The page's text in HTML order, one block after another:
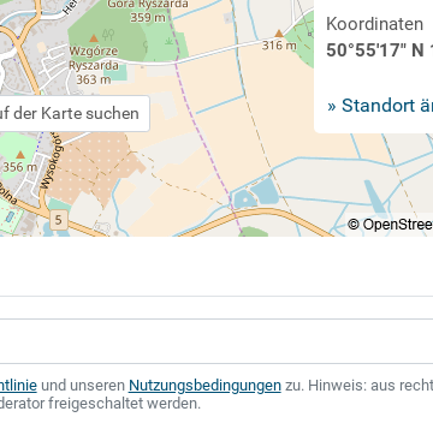
der Karte suchen
Koordinaten
50°55'17" N
» Standort
und unseren Nutzungsbedingungenzu. Hinweis: aus
freigeschaltet werden.